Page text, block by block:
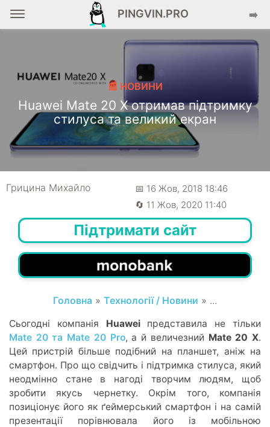
PINGVIN.PRO ➡️
📰 НОВИНИ
Huawei Mate 20 X отримав підтримку
стилуса та великий екран
Грицина Михайло
📅 16 Жов, 2018 18:46
🔄 11 Жов, 2020 11:40
Підтримати сайт
Головна » Технології / Новини » ...
Сьогодні компанія Huaweiпредставила не тільки
Mate 20 та Mate 20 Pro, а й величезний Mate 20 X.
Цей пристрій більше подібний на планшет, аніж на
смартфон. Про що свідчить і підтримка стилуса, який
неодмінно стане в нагоді творчим людям, щоб
зробити якусь чернетку. Окрім того, компанія
позиціонує його як ґеймерський смартфон і на самій
презентації порівнювала його із мобільною